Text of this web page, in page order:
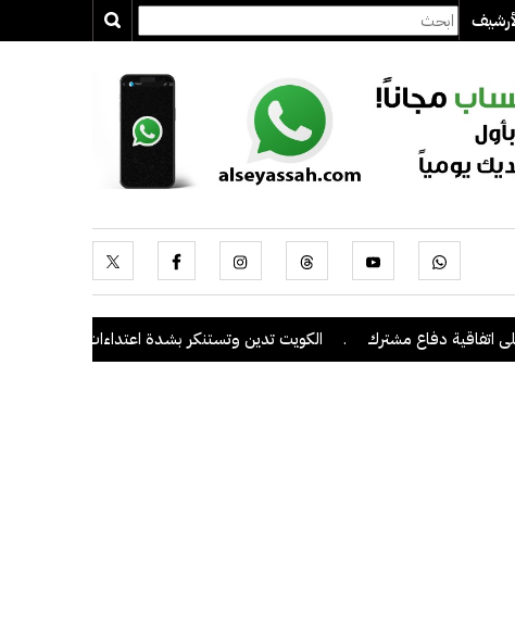
دفاع مشترك . الكويت تدين وتستنكر بشدة اعتداءات ميليشيا الحوثي على